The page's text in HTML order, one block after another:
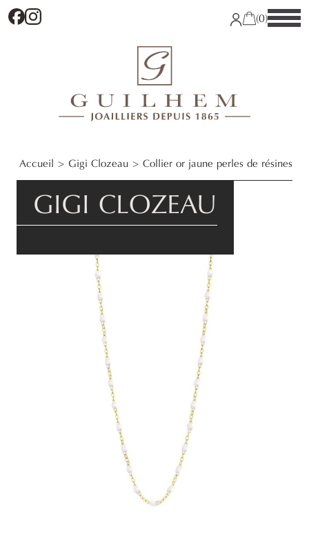
Facebook (0)
Accueil Gigi Clozeau Collier or jaune perles de résines
GIGI CLOZEAU